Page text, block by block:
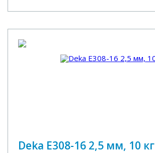
Deka E308-16 2,5 мм, 10 кг